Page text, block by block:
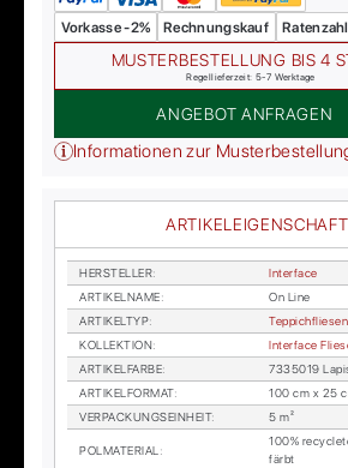
Vorkasse -2% Rechnungskauf
MUSTERBESTELLUNG BIS 4
Regellieferzeit: 5-7 Werktage
ANGEBOT ANFRAGEN
Informationen zur
HER­STEL­LER:
In­ter­face
AR­TI­KEL­NA­ME:
On Line
AR­TI­KEL­TYP:
Tep­pich­flie­sen
KOL­LEK­TI­ON:
In­ter­face
AR­TI­KEL­FAR­BE:
7335019
AR­TI­KEL­FOR­MAT:
100 cm x 25
VER­PA­CKUNGS­EIN­HEIT: 5 m²
POL­MA­TE­RI­AL :
100%
färbt